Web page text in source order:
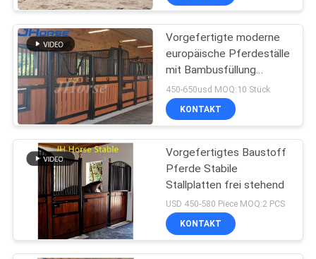
Vorgefertigte moderne
europäische Pferdeställe
mit Bambusfüllung
optional
450-650usd MOQ:10 Stück
KONTAKT
Vorgefertigtes Baustoff
Pferde Stabile
Stallplatten frei stehend
USD 450-580 Piece MOQ:2 PCS
KONTAKT